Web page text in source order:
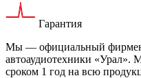
Гарантия
Мы — официальный
автоаудиотехники «Урал».
сроком 1 год на всю